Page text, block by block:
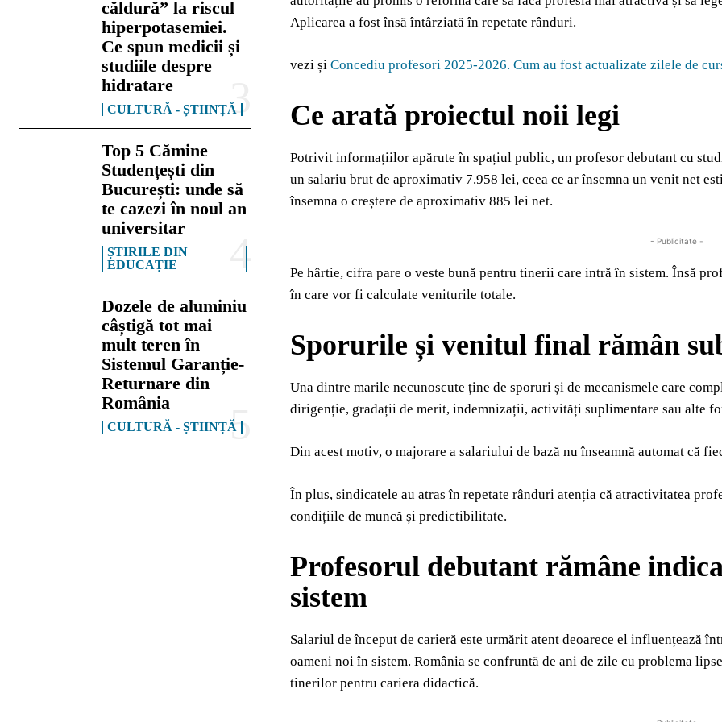
căldură” la riscul
hiperpotasemiei.
Ce spun medicii și
studiile despre
hidratare
CULTURĂ - ȘTIINȚĂ
Top 5 Cămine
Studențești din
București: unde să
te cazezi în noul an
universitar
ȘTIRILE DIN
EDUCAȚIE
Dozele de aluminiu
câștigă tot mai
mult teren în
Sistemul Garanție-
Returnare din
România
CULTURĂ - ȘTIINȚĂ
Aplicarea a fost însă întârziată în repetate rânduri.
vezi și Concediu profesori 2025-2026. Cum au fost actualizate zilele de
Ce arată proiectul noii legi
Potrivit informațiilor apărute în spațiul public, un profesor debutant cu
un salariu brut de aproximativ 7.958 lei, ceea ce ar însemna un venit net
însemna o creștere de aproximativ 885 lei net.
- Publicitate -
Pe hârtie, cifra pare o veste bună pentru tinerii care intră în sistem. Însă
în care vor fi calculate veniturile totale.
Sporurile și venitul final rămân
Una dintre marile necunoscute ține de sporuri și de mecanismele care
dirigenție, gradații de merit, indemnizații, activități suplimentare sau alte
Din acest motiv, o majorare a salariului de bază nu înseamnă automat că
În plus, sindicatele au atras în repetate rânduri atenția că atractivitatea
condițiile de muncă și predictibilitate.
Profesorul debutant rămâne
sistem
Salariul de început de carieră este urmărit atent deoarece el influențează
oameni noi în sistem. România se confruntă de ani de zile cu problema
tinerilor pentru cariera didactică.